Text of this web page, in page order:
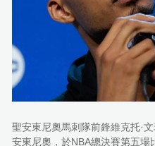
聖安東尼奧馬刺隊前鋒維克托·
安東尼奧，於NBA總決賽第五場